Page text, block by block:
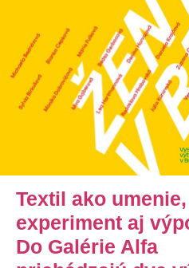
Textil ako umenie,
experiment aj
Do Galérie Alfa